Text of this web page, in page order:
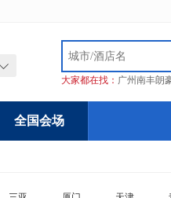
大家都在找： 广州南丰朗
全国会场